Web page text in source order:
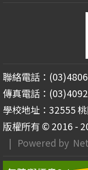
聯絡電話：
傳真電話：
學校地址：32555
版權所有 © 2016 -
| Powered by